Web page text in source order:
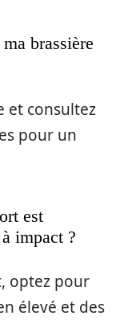
brassière
et consultez
pour un
est
impact ?
optez pour
élevé et des